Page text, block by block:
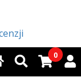
0